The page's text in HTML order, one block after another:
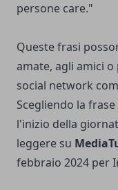
persone care."
Queste frasi
amate, agli amici
social network
Scegliendo la
l'inizio della
leggere su
febbraio 2024 per